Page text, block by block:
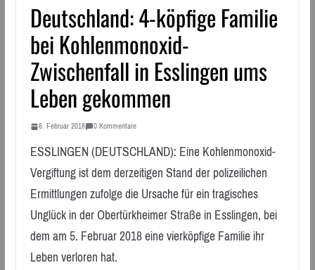
Deutschland: 4-köpfige Familie
bei Kohlenmonoxid-
Zwischenfall in Esslingen ums
Leben gekommen
6. Februar 2018 0 Kommentare
ESSLINGEN (DEUTSCHLAND): Eine Kohlenmonoxid-
Vergiftung ist dem derzeitigen Stand der polizeilichen
Ermittlungen zufolge die Ursache für ein tragisches
Unglück in der Obertürkheimer Straße in Esslingen, bei
dem am 5. Februar 2018 eine vierköpfige Familie ihr
Leben verloren hat.